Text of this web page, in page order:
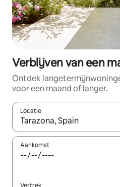
Verblijven van een
Ontdek
voor een maand of langer.
Locatie
Wanneer er resultaten
Aankomst
Vertrek